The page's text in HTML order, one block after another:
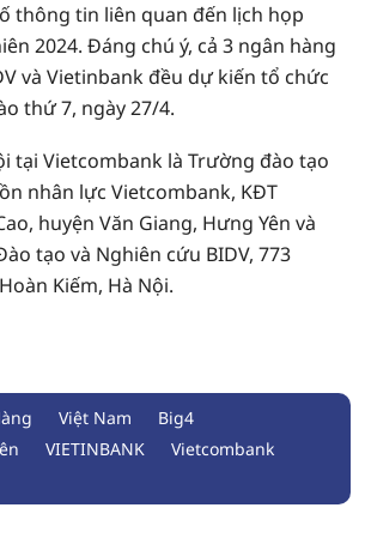
thông tin liên quan đến lịch họp
2024. Đáng chú ý, cả 3 ngân hàng
và Vietinbank đều dự kiến tổ chức
thứ 7, ngày 27/4.
tại Vietcombank là Trường đào tạo
nhân lực Vietcombank, KĐT
huyện Văn Giang, Hưng Yên và
tạo và Nghiên cứu BIDV, 773
Kiếm, Hà Nội.
Việt Nam
Big4
VIETINBANK
Vietcombank